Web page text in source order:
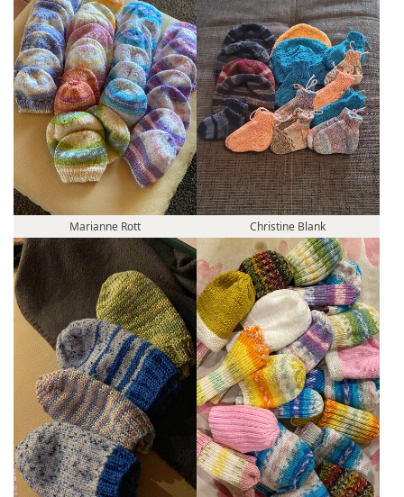
Marianne Rott Christine Blank